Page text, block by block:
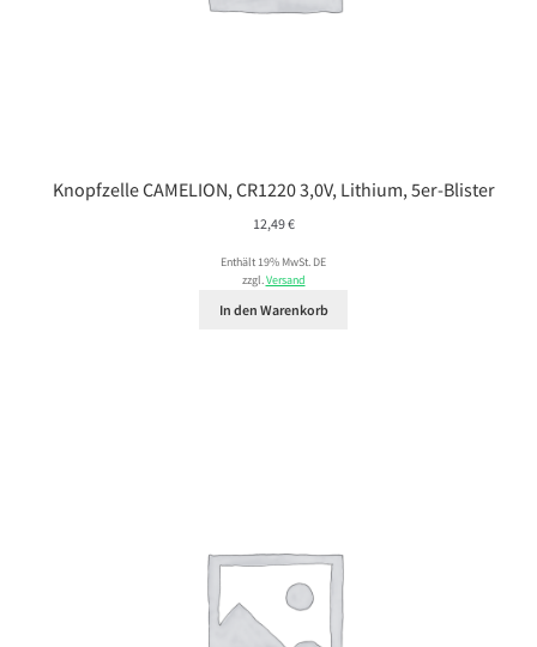
Knopfzelle CAMELION, CR1220 3,0V, Lithium, 5er-Blister
12,49€
Enthält 19% MwSt. DE
zzgl.Versand
In den Warenkorb